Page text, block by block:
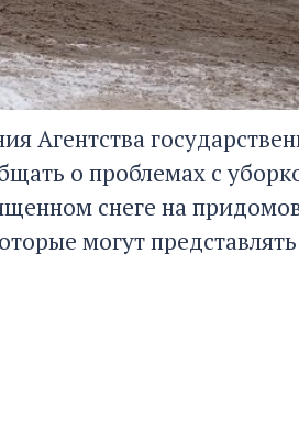
Агентства
о проблемах с
снеге на
могут